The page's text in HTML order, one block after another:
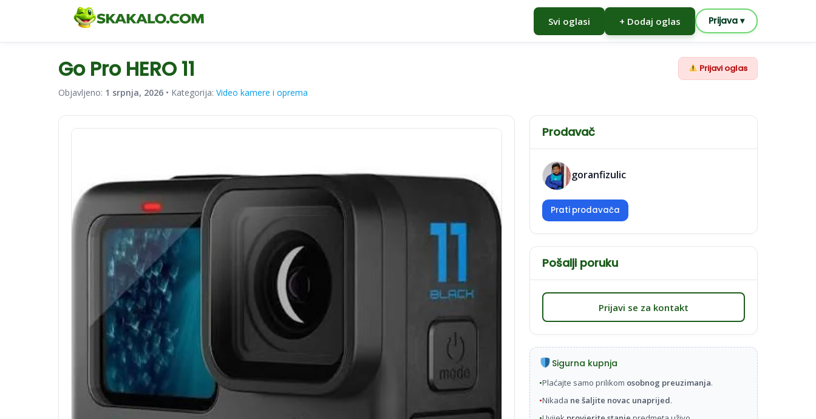
Svi oglasi + Dodaj oglas Prijava ▾
Go Pro HERO 11
Objavljeno: 1 srpnja, 2026 • Kategorija: Video kamere i oprema
Prijavi oglas
Prodavač
goranfizulic
Prati prodavača
Pošalji poruku
Prijavi se za kontakt
Sigurna kupnja
•Plaćajte samo prilikom osobnog preuzimanja.
•Nikada ne šaljite novac unaprijed.